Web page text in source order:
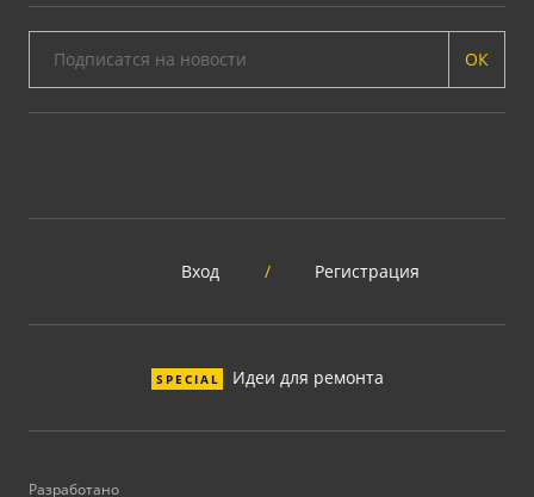
ОК
Вход / Регистрация
SPECIAL Идеи для ремонта
Разработано